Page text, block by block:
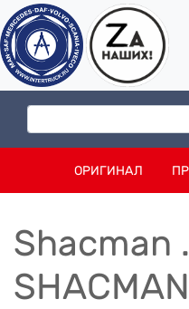
ОРИГИНАЛ
Shacman